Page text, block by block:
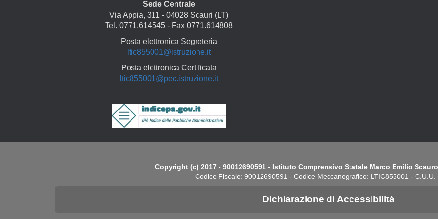
Sede Centrale
Via Appia, 311 - 04028 Scauri (LT)
Tel. 0771.614545 - Fax 0771.614808
Posta elettronica Segreteria
ltic855001@istruzione.it
Posta elettronica Certificata
ltic855001@pec.istruzione.it
Copyright (c) 2017 - 90012690591 - Istituto Comprensivo Statale Marco Emilio
Codice Fiscale: 90012690591 - Codice Meccanografico: LTIC855001 - C.U.U.
Dichiarazione di Accessibilità